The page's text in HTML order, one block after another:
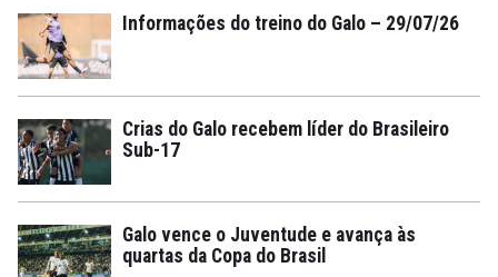
Informações do treino do Galo – 29/07/26
Crias do Galo recebem líder do Brasileiro
Sub-17
Galo vence o Juventude e avança às
quartas da Copa do Brasil